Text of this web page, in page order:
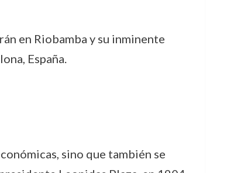
en Riobamba y su inminente
España.
sino que también se